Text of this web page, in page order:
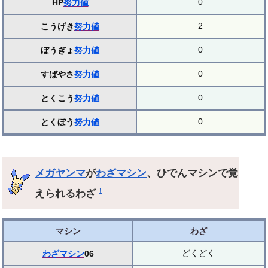
HP努力値
こうげき努力値 2
ぼうぎょ努力値 0
すばやさ努力値 0
とくこう努力値 0
とくぼう努力値 0
メガヤンマがわざマシン、ひでんマシンで覚
えられるわざ†
マシン わざ
わざマシン06 どくどく